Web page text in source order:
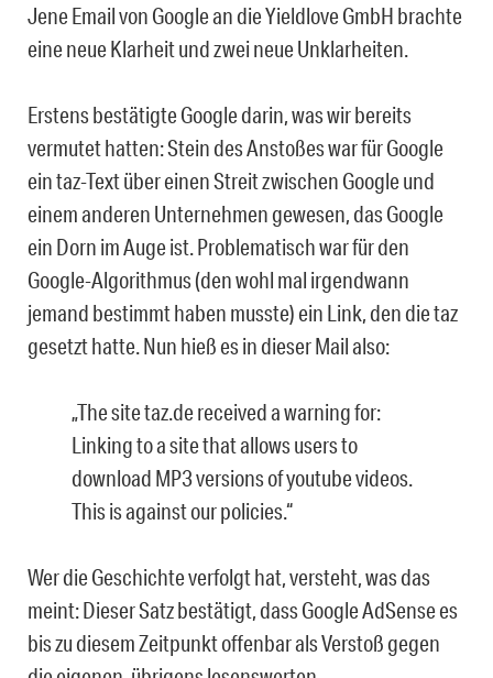
Jene Email von Google an die Yieldlove GmbH brachte
eine neue Klarheit und zwei neue Unklarheiten.
Erstens bestätigte Google darin, was wir bereits
vermutet hatten: Stein des Anstoßes war für Google
ein taz-Text über einen Streit zwischen Google und
einem anderen Unternehmen gewesen, das Google
ein Dorn im Auge ist. Problematisch war für den
Google-Algorithmus (den wohl mal irgendwann
jemand bestimmt haben musste) ein Link, den die taz
gesetzt hatte. Nun hieß es in dieser Mail also:
„The site taz.de received a warning for:
Linking to a site that allows users to
download MP3 versions of youtube videos.
This is against our policies.“
Wer die Geschichte verfolgt hat, versteht, was das
meint: Dieser Satz bestätigt, dass Google AdSense es
bis zu diesem Zeitpunkt offenbar als Verstoß gegen